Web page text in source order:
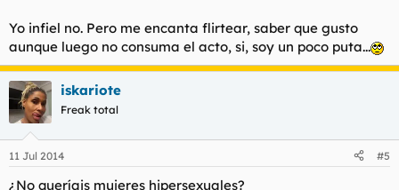
Yo infiel no. Pero me encanta flirtear, saber que gusto
aunque luego no consuma el acto, si, soy un poco puta...
iskariote
Freak total
11 Jul 2014 #5
¿No queríais mujeres hipersexuales?